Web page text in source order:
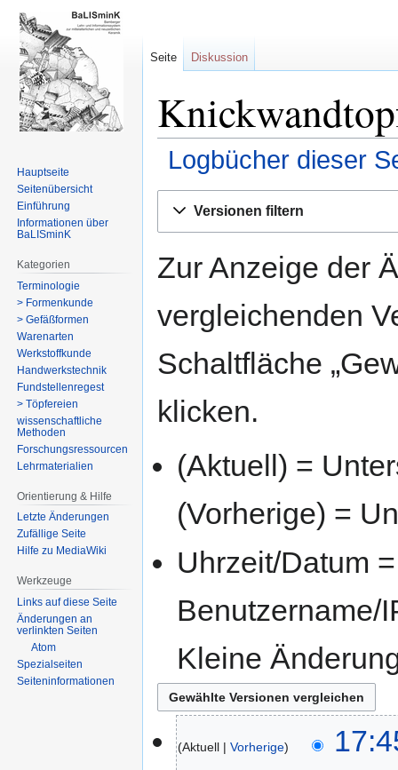
Logbücher dieser
Navigation
Suche
Versionen filtern
Zur Anzeige der
vergleichenden
Schaltfläche
klicken.
(Aktuell) =
(Vorherige) =
Uhrzeit/Datum
Benutzername/
Kleine
Aktuell Vorherige
Seite Diskussion
Hauptseite
Seitenübersicht
Einführung
Informationen über
BaLISminK
Kategorien
Terminologie
> Formenkunde
> Gefäßformen
Warenarten
Werkstoffkunde
Handwerkstechnik
Fundstellenregest
> Töpfereien
wissenschaftliche
Methoden
Forschungsressourcen
Lehrmaterialien
Orientierung & Hilfe
Letzte Änderungen
Zufällige Seite
Hilfe zu MediaWiki
Werkzeuge
Links auf diese Seite
Änderungen an
verlinkten Seiten
Atom
Spezialseiten
Seiten­­informationen